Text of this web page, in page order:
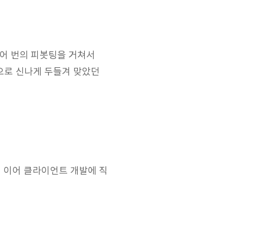
번의 피봇팅을 거쳐서
신나게 두들겨 맞았던
어 클라이언트 개발에 직